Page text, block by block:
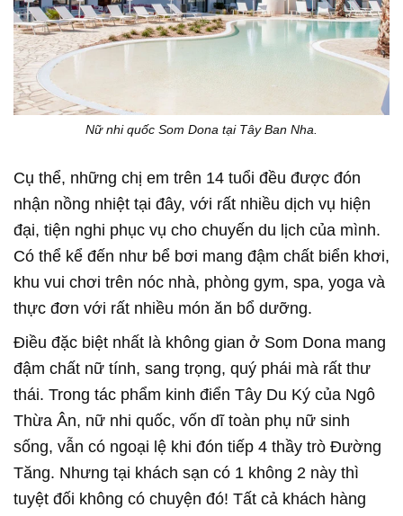
Nữ nhi quốc Som Dona tại Tây Ban Nha.
Cụ thể, những chị em trên 14 tuổi đều được đón
nhận nồng nhiệt tại đây, với rất nhiều dịch vụ hiện
đại, tiện nghi phục vụ cho chuyến du lịch của mình.
Có thể kể đến như bể bơi mang đậm chất biển khơi,
khu vui chơi trên nóc nhà, phòng gym, spa, yoga và
thực đơn với rất nhiều món ăn bổ dưỡng.
Điều đặc biệt nhất là không gian ở Som Dona mang
đậm chất nữ tính, sang trọng, quý phái mà rất thư
thái. Trong tác phẩm kinh điển Tây Du Ký của Ngô
Thừa Ân, nữ nhi quốc, vốn dĩ toàn phụ nữ sinh
sống, vẫn có ngoại lệ khi đón tiếp 4 thầy trò Đường
Tăng. Nhưng tại khách sạn có 1 không 2 này thì
tuyệt đối không có chuyện đó! Tất cả khách hàng